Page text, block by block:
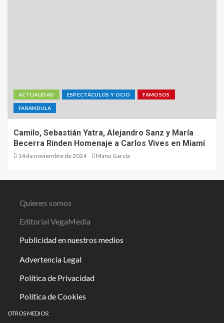
ACTUALIDAD ESPECTÁCULOS Y OCIO FAMOSOS
FARÁNDULA
Camilo, Sebastián Yatra, Alejandro Sanz y María
Becerra Rinden Homenaje a Carlos Vives en Miami
14 de noviembre de 2024 Manu García
Quienes somos
Editorial VegaMedia
Publicidad en nuestros medios
Advertencia Legal
Política de Privacidad
Política de Cookies
OTROS MEDIOS: